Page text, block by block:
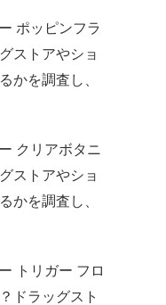
ポッピンフラ
ストアやショ
かを調査し、
クリアボタニ
ストアやショ
かを調査し、
トリガー フロ
ドラッグスト